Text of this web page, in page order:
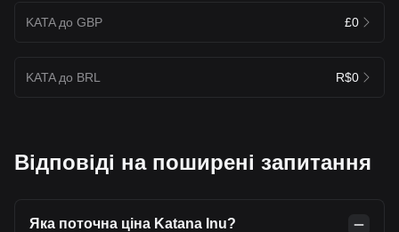
KATA до GBP £0
KATA до BRL R$0
Відповіді на поширені запитання
Яка поточна ціна Katana Inu?